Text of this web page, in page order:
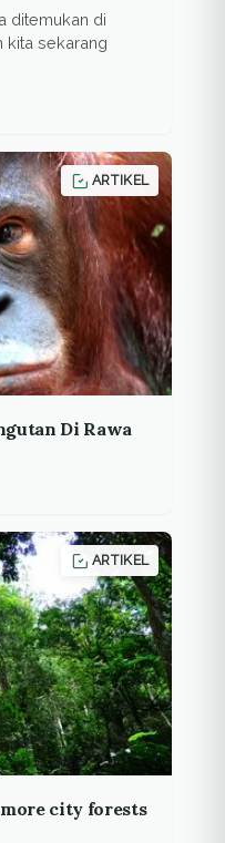
ditemukan di
kita sekarang
ARTIKEL
Di Rawa
ARTIKEL
city forests